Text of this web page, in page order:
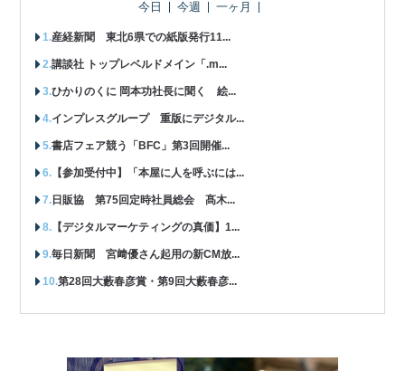
今日 今週 一ヶ月
産経新聞 東北6県での紙版発行11...
講談社 トップレベルドメイン「.m...
ひかりのくに 岡本功社長に聞く 絵...
インプレスグループ 重版にデジタル...
書店フェア競う「BFC」第3回開催...
【参加受付中】「本屋に人を呼ぶには...
日販協 第75回定時社員総会 髙木...
【デジタルマーケティングの真価】1...
毎日新聞 宮﨑優さん起用の新CM放...
第28回大藪春彦賞・第9回大藪春彦...